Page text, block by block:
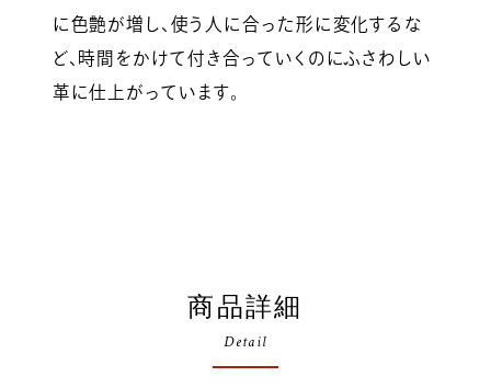
に色艶が増し、使う人に合った形に変化するな
ど、時間をかけて付き合っていくのにふさわしい
革に仕上がっています。
商品詳細
Detail